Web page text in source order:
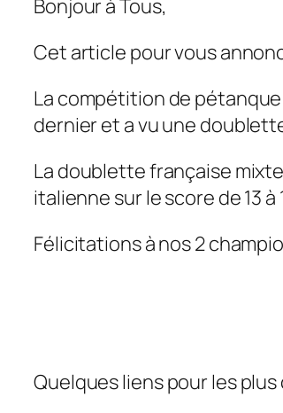
Bonjour à Tous,
Cet article pour vous
La compétition de
dernier et a vu une
La doublette française
italienne sur le score de 13 à
Félicitations à nos 2
Quelques liens pour les plus